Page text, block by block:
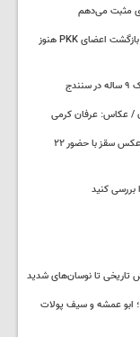
مثبت می‌دهم
این قانون مسئله کرد را حل نمی‌کند، اما دری می‌گشاید/ بازگشت اعضای PKK هنوز
/ عکاس: عرفان کرمی
روایت کردستان در قاب تصویر؛ دومین نمایشگاه گروهی عکس سقز با حضور ۲۲
بررسی کنید
ابو عمشه و سیف پولات